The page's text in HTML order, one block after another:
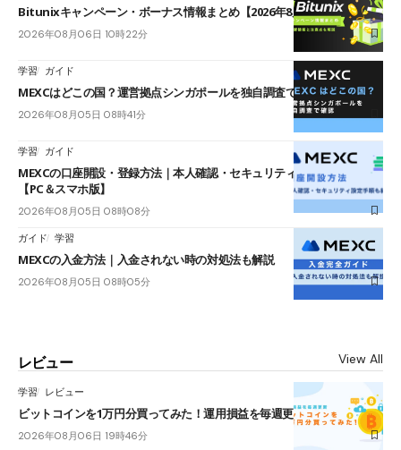
Bitunixキャンペーン・ボーナス情報まとめ【2026年8月最新】
2026年08月06日 10時22分
学習 ガイド
MEXCはどこの国？運営拠点シンガポールを独自調査で確認
2026年08月05日 08時41分
学習 ガイド
MEXCの口座開設・登録方法｜本人確認・セキュリティ設定手順も紹介
【PC＆スマホ版】
2026年08月05日 08時08分
ガイド 学習
MEXCの入金方法｜入金されない時の対処法も解説
2026年08月05日 08時05分
レビュー View All
学習 レビュー
ビットコインを1万円分買ってみた！運用損益を毎週更新
2026年08月06日 19時46分